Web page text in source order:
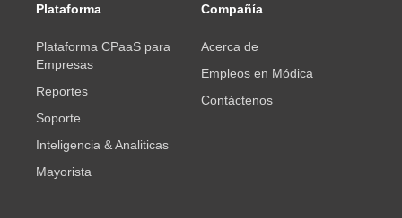
Plataforma
Plataforma CPaaS para
Empresas
Reportes
Soporte
Inteligencia & Analiticas
Mayorista
Compañía
Acerca de
Empleos en Módica
Contáctenos